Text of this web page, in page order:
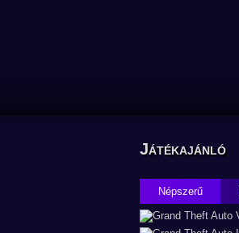
Játékajánló
Népszerű